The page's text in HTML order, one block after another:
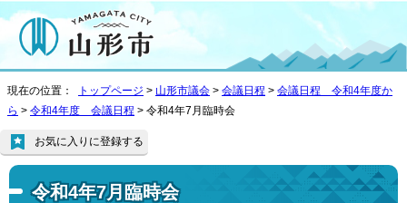
現在の位置： トップページ > 山形市議会 > 会議日程 > 会議日程 令和4年度か
ら > 令和4年度 会議日程 > 令和4年7月臨時会
令和4年7月臨時会
お気に入りに登録する